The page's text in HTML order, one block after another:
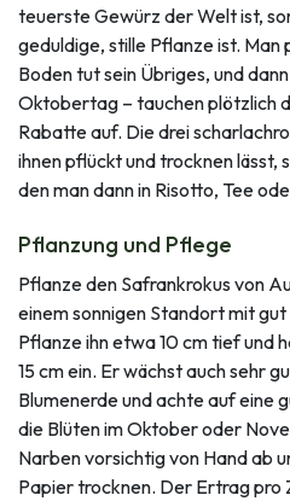
teuerste Gewürz der Welt ist,
geduldige, stille Pflanze ist.
Boden tut sein Übriges, und
Oktobertag – tauchen plötzlich
Rabatte auf. Die drei
ihnen pflückt und trocknen lässt,
den man dann in Risotto, Tee
Pflanzung und Pflege
Pflanze den Safrankrokus von
einem sonnigen Standort mit
Pflanze ihn etwa 10 cm tief und
15 cm ein. Er wächst auch sehr
Blumenerde und achte auf eine
die Blüten im Oktober oder
Narben vorsichtig von Hand ab
Papier trocknen. Der Ertrag pro